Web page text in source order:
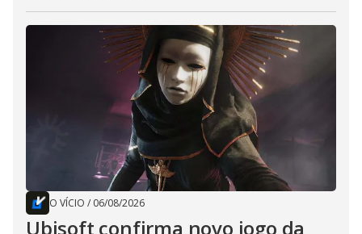
O VÍCIO / 06/08/2026
Ubisoft confirma novo jogo da